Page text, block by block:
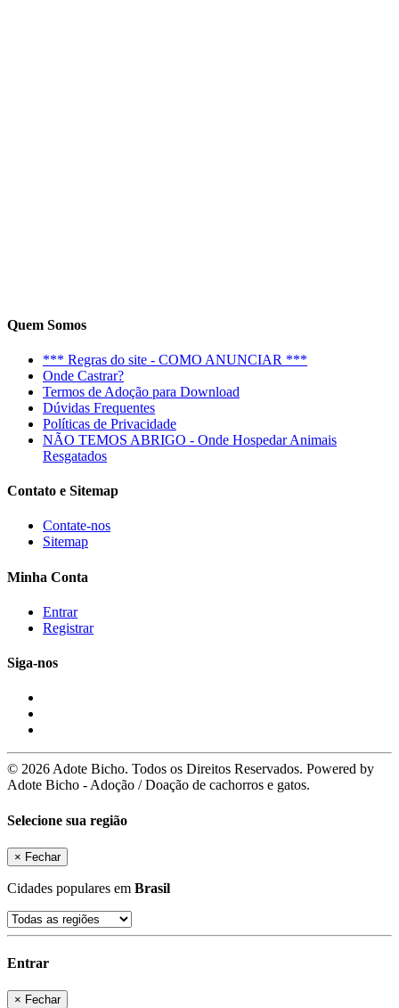
Quem Somos
*** Regras do site - COMO ANUNCIAR ***
Onde Castrar?
Termos de Adoção para Download
Dúvidas Frequentes
Políticas de Privacidade
NÃO TEMOS ABRIGO - Onde Hospedar Animais
Resgatados
Contato e Sitemap
Contate-nos
Sitemap
Minha Conta
Entrar
Registrar
Siga-nos
© 2026 Adote Bicho. Todos os Direitos Reservados. Powered by
Adote Bicho - Adoção / Doação de cachorros e gatos.
Selecione sua região
× Fechar
Cidades populares em Brasil
Entrar
× Fechar